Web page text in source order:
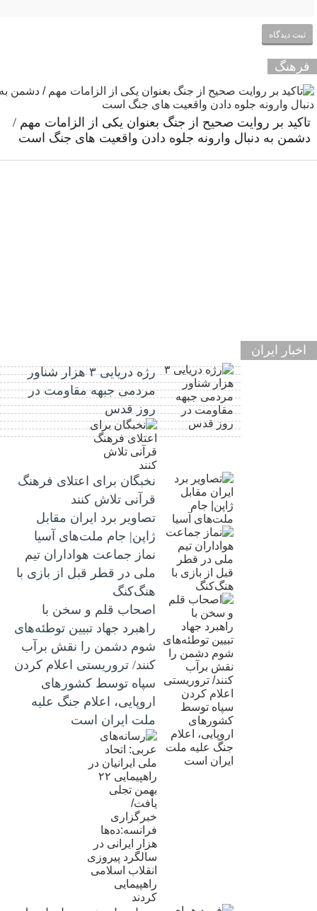
فرهنگ
تاکید بر روایت صحیح از جنگ بعنوان یکی از الزامات مهم /
دشمن به دنبال وارونه جلوه دادن واقعیت های جنگ است
اخبار ایران
رژه دریایی ۳ هزار شناور
مردمی جبهه مقاومت در
روز قدس
نخبگان برای اعتلای فرهنگ
قرآنی تلاش کنند
تصاویر برد ایران مقابل
ژاپن| جام ملت‌های آسیا
نماز جماعت هواداران تیم
ملی در قطر قبل از بازی با
هنگ‌کنگ
اصحاب قلم و سخن با
راهبرد جهاد تبیین توطئه‌های
شوم دشمن را نقش برآب
کنند/ تروریستی اعلام کردن
سپاه توسط کشورهای
اروپایی، اعلام جنگ علیه
ملت ایران است